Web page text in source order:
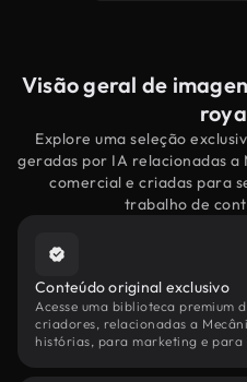
Visão geral de
Explore uma seleção
geradas por IA relacionadas
comercial e criadas para
trabalho de
Conteúdo original exclusivo
Acesse uma biblioteca premium
criadores, relacionadas a
histórias, para marketing e para